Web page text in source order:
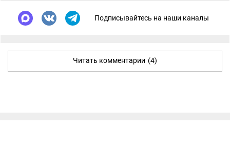
Подписывайтесь на наши каналы
Читать комментарии (4)